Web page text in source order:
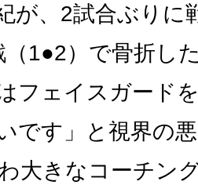
が、2試合ぶりに
（1●2）で骨折し
フェイスガード
です」と視界の
大きなコーチン